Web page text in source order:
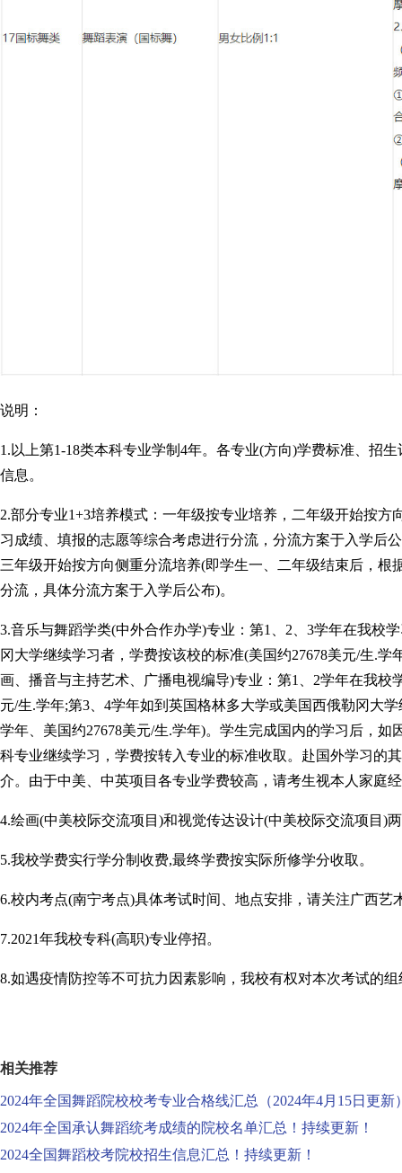
说明：
1.以上第1-18类本科专业学制4年。各专业(方向)学费标准、招
信息。
2.部分专业1+3培养模式：一年级按专业培养，二年级开始按
习成绩、填报的志愿等综合考虑进行分流，分流方案于入学后
三年级开始按方向侧重分流培养(即学生一、二年级结束后，
分流，具体分流方案于入学后公布)。
3.音乐与舞蹈学类(中外合作办学)专业：第1、2、3学年在我校
冈大学继续学习者，学费按该校的标准(美国约27678美元/生.
画、播音与主持艺术、广播电视编导)专业：第1、2学年在我校
元/生.学年;第3、4学年如到英国格林多大学或美国西俄勒冈大
学年、美国约27678美元/生.学年)。学生完成国内的学习后，
科专业继续学习，学费按转入专业的标准收取。赴国外学习的
介。由于中美、中英项目各专业学费较高，请考生视本人家庭
4.绘画(中美校际交流项目)和视觉传达设计(中美校际交流项目)
5.我校学费实行学分制收费,最终学费按实际所修学分收取。
6.校内考点(南宁考点)具体考试时间、地点安排，请关注广西
7.2021年我校专科(高职)专业停招。
8.如遇疫情防控等不可抗力因素影响，我校有权对本次考试的
相关推荐
2024年全国舞蹈院校校考专业合格线汇总（2024年4月15日更新
2024年全国承认舞蹈统考成绩的院校名单汇总！持续更新！
2024全国舞蹈校考院校招生信息汇总！持续更新！